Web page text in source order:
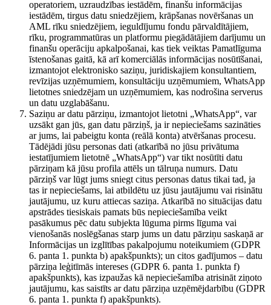
operatoriem, uzraudzības iestādēm, finanšu informācijas
iestādēm, tirgus datu sniedzējiem, krāpšanas novēršanas un
AML rīku sniedzējiem, ieguldījumu fondu pārvaldītājiem,
rīku, programmatūras un platformu piegādātājiem darījumu un
finanšu operāciju apkalpošanai, kas tiek veiktas Pamatlīguma
īstenošanas gaitā, kā arī komerciālās informācijas nosūtīšanai,
izmantojot elektronisko saziņu, juridiskajiem konsultantiem,
revīzijas uzņēmumiem, konsultāciju uzņēmumiem, WhatsApp
lietotnes sniedzējam un uzņēmumiem, kas nodrošina serverus
un datu uzglabāšanu.
Saziņu ar datu pārziņu, izmantojot lietotni „WhatsApp“, var
uzsākt gan jūs, gan datu pārziņš, ja ir nepieciešams sazināties
ar jums, lai pabeigtu konta (reālā konta) atvēršanas procesu.
Tādējādi jūsu personas dati (atkarībā no jūsu privātuma
iestatījumiem lietotnē „WhatsApp“) var tikt nosūtīti datu
pārziņam kā jūsu profila attēls un tālruņa numurs. Datu
pārziņš var lūgt jums sniegt citus personas datus tikai tad, ja
tas ir nepieciešams, lai atbildētu uz jūsu jautājumu vai risinātu
jautājumu, uz kuru attiecas saziņa. Atkarībā no situācijas datu
apstrādes tiesiskais pamats būs nepieciešamība veikt
pasākumus pēc datu subjekta lūguma pirms līguma vai
vienošanās noslēgšanas starp jums un datu pārziņu saskaņā ar
Informācijas un izglītības pakalpojumu noteikumiem (GDPR
6. panta 1. punkta b) apakšpunkts); un citos gadījumos – datu
pārziņa leģitīmās intereses (GDPR 6. panta 1. punkta f)
apakšpunkts), kas izpaužas kā nepieciešamība atrisināt ziņoto
jautājumu, kas saistīts ar datu pārziņa uzņēmējdarbību (GDPR
6. panta 1. punkta f) apakšpunkts).